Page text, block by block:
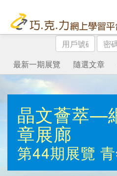
用
戶
號
碼
密
碼
最新一期展覽
隨選文章
晶文薈萃—
章展廊
第44期展覽